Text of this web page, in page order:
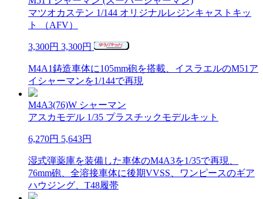
マツオカステン 1/144 オリジナルレジンキャストキッ
ト （AFV）
3,300円 3,300円
M4A1鋳造車体に105mm砲を搭載、イスラエルのM51ア
イシャーマンを1/144で再現
M4A3(76)W シャーマン
アスカモデル 1/35 プラスチックモデルキット
6,270円 5,643円
湿式弾薬庫を装備した車体のM4A3を1/35で再現、
76mm砲、全溶接車体に後期VVSS、ワンピースのギア
ハウジング、T48履帯